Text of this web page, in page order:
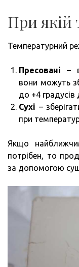
При якій
Температурний
Пресовані –
вони можуть
до +4
Сухі –
при
Якщо
потрібен, то
за допомогою